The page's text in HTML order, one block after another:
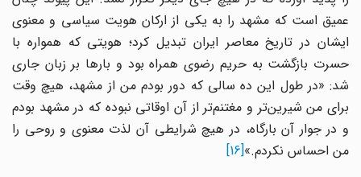
عمیق است که مشهد را به یکی از ارکان هویت سیاسی و معنوی
ایشان در تاریخ معاصر ایران تبدیل کرد؛ هویتی که همواره با
حسرت بازگشت به حریم رضوی همراه بود و بارها بر زبان جاری
شد: «در طول این ده سالى که دور بودم من از مشهد، هیچ وقت
براى من شیرین‌تر و مغتنم‌تر از آن اوقاتى نبوده که در مشهد بودم
و در جوار آن بارگاه، در هیچ شرایطى آن لذت معنوى و روحى را
من احساس نکردم.»[16]